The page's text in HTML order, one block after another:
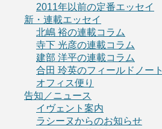
2011年以前の定番エッセイ
新・連載エッセイ
北嶋 裕の連載コラム
寺下 光彦の連載コラム
建部 洋平の連載コラム
合田 玲英のフィールドノート
オフィス便り
告知／ニュース
イヴェント案内
ラシーヌからのお知らせ